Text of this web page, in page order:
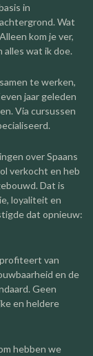
in
Wat
kom je ver,
alles wat ik doe.
te werken,
jaar geleden
Via cursussen
over Spaans
verkocht en heb
Dat is
loyaliteit en
dat opnieuw:
van
en de
Geen
en heldere
hebben we